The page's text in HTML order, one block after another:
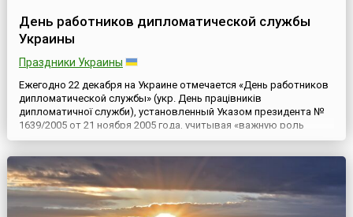
День работников дипломатической службы
Украины
Праздники Украины
Ежегодно 22 декабря на Украине отмечается «День работников
дипломатической службы» (укр. День працівників
дипломатичної служби), установленный Указом президента №
1639/2005 от 21 ноября 2005 года, учитывая «важную роль
работников дипломатической службы Украина в поддержании
членами международного сообщества, обеспечении при этом
национальных интер...